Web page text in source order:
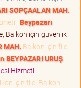
SOPÇAALAN MAH.
Beypazarı
Balkon için güvenlik
MAH. Balkon için file,
BEYPAZARI URUŞ
Hizmeti
için file, Balkon